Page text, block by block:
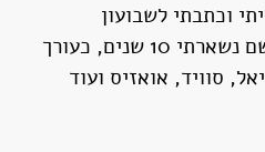
וכתבתי לשבועון
"כותרת ראשית (ב-1988) ואז הוא נסגר ועברתי לעיתון "חדשות" (1989-1990) ומשם למוסף הארץ ובסוף בוצעה נחיתה בידיעות אחרונות ב-1991 שם נשארתי 10 שנים, כעורך
גבריאל, סוויד, אואזיס ועוד